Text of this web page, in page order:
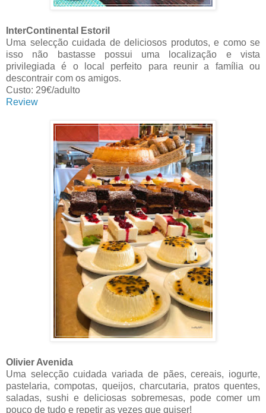
InterContinental Estoril
Uma selecção cuidada de deliciosos produtos, e como se
isso não bastasse possui uma localização e vista
privilegiada é o local perfeito para reunir a família ou
descontrair com os amigos.
Custo: 29€/adulto
Review
Olivier Avenida
Uma selecção cuidada variada de pães, cereais, iogurte,
pastelaria, compotas, queijos, charcutaria, pratos quentes,
saladas, sushi e deliciosas sobremesas, pode comer um
pouco de tudo e repetir as vezes que quiser!